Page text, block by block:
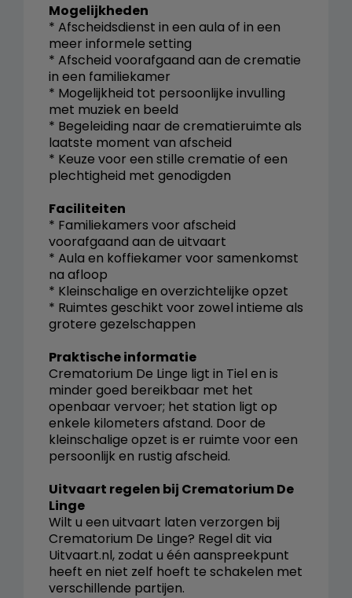
Mogelijkheden
* Afscheidsdienst in een aula of in een
meer informele setting
* Afscheid voorafgaand aan de crematie
in een familiekamer
* Mogelijkheid tot persoonlijke invulling
met muziek en beeld
* Begeleiding naar de crematieruimte als
laatste moment van afscheid
* Keuze voor een stille crematie of een
plechtigheid met genodigden
Faciliteiten
* Familiekamers voor afscheid
voorafgaand aan de uitvaart
* Aula en koffiekamer voor samenkomst
na afloop
* Kleinschalige en overzichtelijke opzet
* Ruimtes geschikt voor zowel intieme als
grotere gezelschappen
Praktische informatie
Crematorium De Linge ligt in Tiel en is
minder goed bereikbaar met het
openbaar vervoer; het station ligt op
enkele kilometers afstand. Door de
kleinschalige opzet is er ruimte voor een
persoonlijk en rustig afscheid.
Uitvaart regelen bij Crematorium De
Linge
Wilt u een uitvaart laten verzorgen bij
Crematorium De Linge? Regel dit via
Uitvaart.nl, zodat u één aanspreekpunt
heeft en niet zelf hoeft te schakelen met
verschillende partijen.